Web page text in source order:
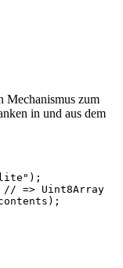
Mechanismus zum
in und aus dem
);
// => Uint8Array